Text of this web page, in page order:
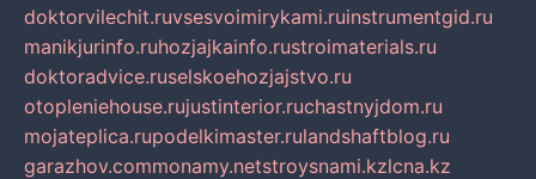
doktorvilechit.ruvsesvoimirykami.ruinstrumentgid.ru
manikjurinfo.ruhozjajkainfo.rustroimaterials.ru
doktoradvice.ruselskoehozjajstvo.ru
otopleniehouse.rujustinterior.ruchastnyjdom.ru
mojateplica.rupodelkimaster.rulandshaftblog.ru
garazhov.commonamy.netstroysnami.kzlcna.kz